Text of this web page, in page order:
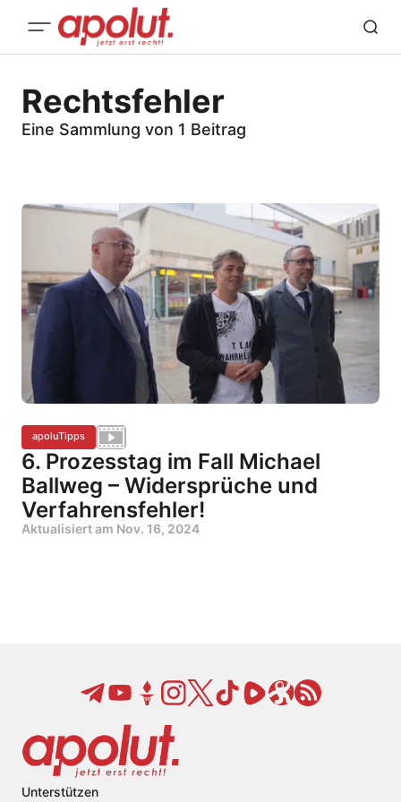
Rechtsfehler
Eine Sammlung von 1 Beitrag
apoluTipps
6. Prozesstag im Fall Michael
Ballweg – Widersprüche und
Verfahrensfehler!
Aktualisiert am Nov. 16, 2024
Unterstützen